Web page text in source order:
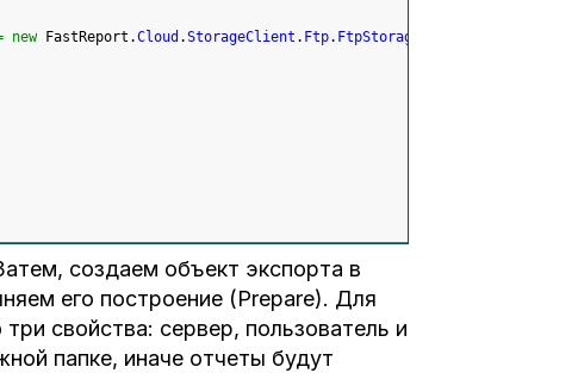
new FastReport.Cloud .StorageClient . Ftp. FtpStorageClient
создаем объект экспорта в
его построение (Prepare). Для
свойства: сервер, пользователь и
папке, иначе отчеты будут